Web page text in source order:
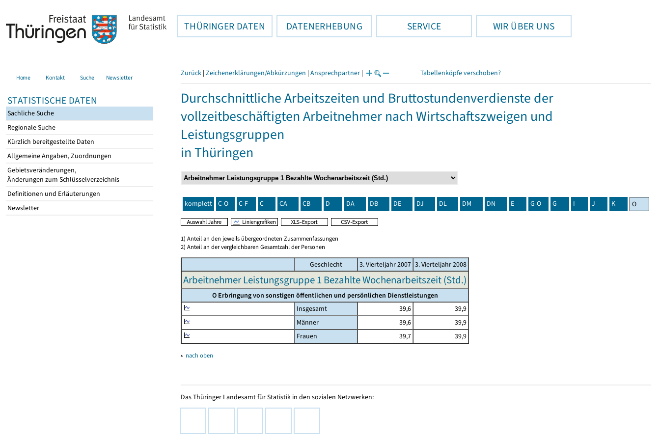
THÜRINGER DATEN DATENERHEBUNG SERVICE WIR ÜBER UNS
Home Kontakt Suche Newsletter
STATISTISCHE DATEN
Sachliche Suche
Regionale Suche
Kürzlich bereitgestellte Daten
Allgemeine Angaben, Zuordnungen
Gebietsveränderungen,
Änderungen zum Schlüsselverzeichnis
Definitionen und Erläuterungen
Newsletter
Zurück | Zeichenerklärungen/Abkürzungen | Ansprechpartner | Tabellenköpfe verschoben?
Durchschnittliche Arbeitszeiten und Bruttostundenverdienste der
vollzeitbeschäftigten Arbeitnehmer nach Wirtschaftszweigen und
Leistungsgruppen
in Thüringen
komplett C-O C-F C CA CB D DA DB DE DJ DL DM DN E G-O G I J K O
1) Anteil an den jeweils übergeordneten Zusammenfassungen
2) Anteil an der vergleichbaren Gesamtzahl der Personen
Geschlecht 3. Vierteljahr 2007 3. Vierteljahr 2008
Arbeitnehmer Leistungsgruppe 1 Bezahlte Wochenarbeitszeit (Std.)
O Erbringung von sonstigen öffentlichen und persönlichen Dienstleistungen
Insgesamt
39,6
39,9
Männer
39,6
39,9
Frauen
39,7 39,9
▴ nach oben
Das Thüringer Landesamt für Statistik in den sozialen Netzwerken: